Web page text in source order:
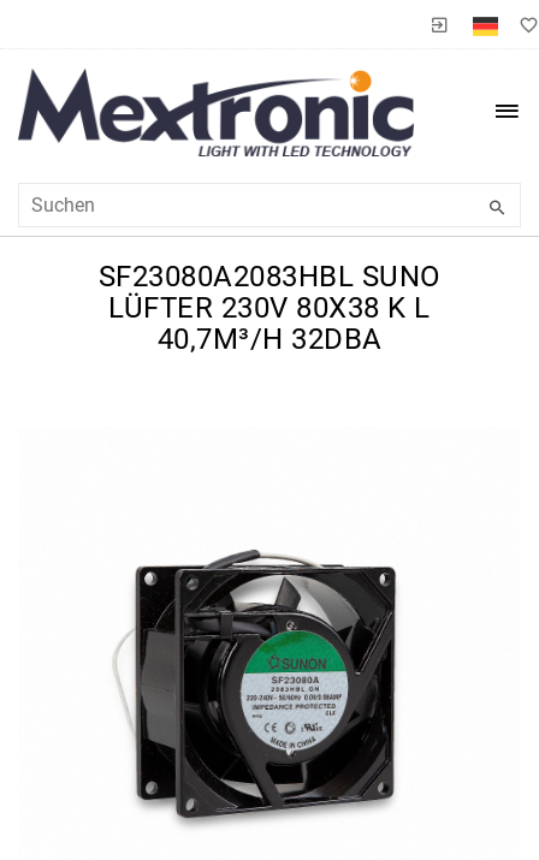
SF23080A2083HBL SUNO
LÜFTER 230V 80X38 K L
40,7M³/H 32DBA